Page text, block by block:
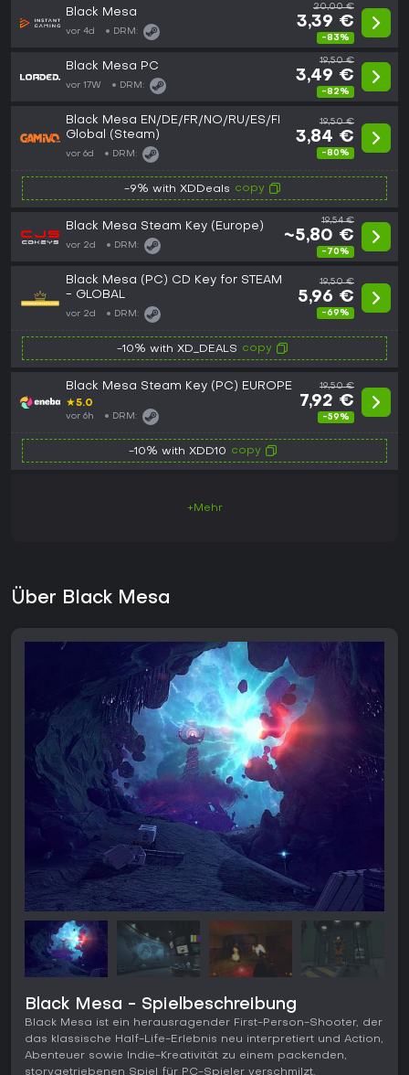
Black Mesa
vor 4d DRM:
20,00 €
3,39 €
-83%
Black Mesa PC
vor 17W DRM:
19,50 €
3,49 €
-82%
Black Mesa EN/DE/FR/NO/RU/ES/FI
Global (Steam)
vor 6d DRM:
19,50 €
3,84 €
-80%
-9% with XDDeals copy
Black Mesa Steam Key (Europe)
vor 2d DRM:
19,54 €
~5,80 €
-70%
Black Mesa (PC) CD Key for STEAM
- GLOBAL
vor 2d DRM:
19,50 €
5,96 €
-69%
-10% with XD_DEALS copy
Black Mesa Steam Key (PC) EUROPE
★5.0
vor 6h DRM:
19,50 €
7,92 €
-59%
-10% with XDD10 copy
+Mehr
Über Black Mesa
Black Mesa - Spielbeschreibung
Black Mesa ist ein herausragender First-Person-Shooter, der
das klassische Half-Life-Erlebnis neu interpretiert und Action,
Abenteuer sowie Indie-Kreativität zu einem packenden,
storygetriebenen Spiel für PC-Spieler verschmilzt.